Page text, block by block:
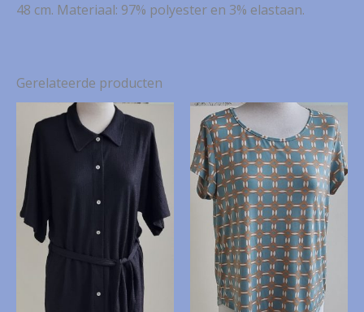
48 cm. Materiaal: 97% polyester en 3% elastaan.
Gerelateerde producten